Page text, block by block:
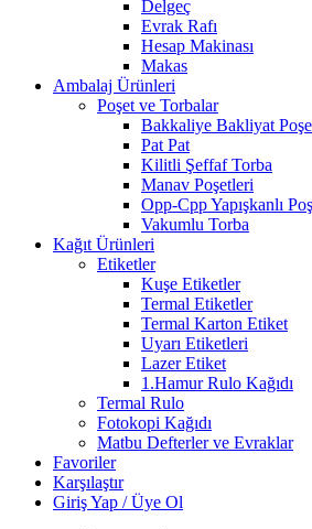
Delgeç
Evrak Rafı
Hesap Makinası
Makas
Ambalaj Ürünleri
Poşet ve Torbalar
Bakkaliye Bakliyat
Pat Pat
Kilitli Şeffaf Torba
Manav Poşetleri
Opp-Cpp Yapışkanlı
Vakumlu Torba
Kağıt Ürünleri
Etiketler
Kuşe Etiketler
Termal Etiketler
Termal Karton Etiket
Uyarı Etiketleri
Lazer Etiket
1.Hamur Rulo Kağıdı
Termal Rulo
Fotokopi Kağıdı
Matbu Defterler ve Evraklar
Favoriler
Karşılaştır
Giriş Yap / Üye Ol